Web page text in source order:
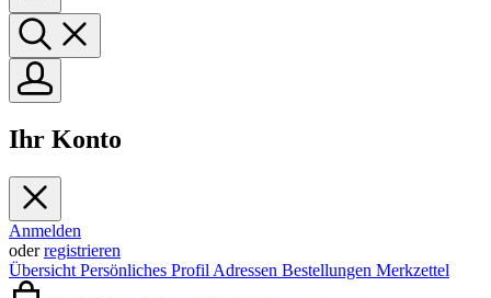
Ihr Konto
Anmelden
oderregistrieren
Übersicht Persönliches Profil Adressen Bestellungen Merkzettel